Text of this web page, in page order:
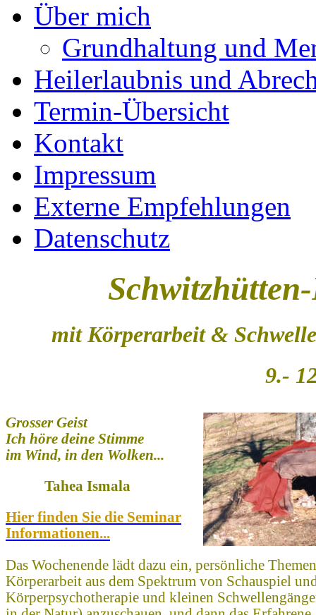
Über mich
Grundhaltung und
Heilerlaubnis und
Termin-Übersicht
Kontakt
Impressum
Externe Empfehlungen
Datenschutz
mit Körperarbeit &
9.-
Grosser Geist
Ich höre deine Stimme
im Wind, in den Wolken...
Tahea Ismala
Hier finden Sie die Seminar
Informationen...
Das Wochenende lädt dazu ein, persönliche
Körperarbeit aus dem Spektrum von Schauspiel
Körperpsychotherapie und kleinen